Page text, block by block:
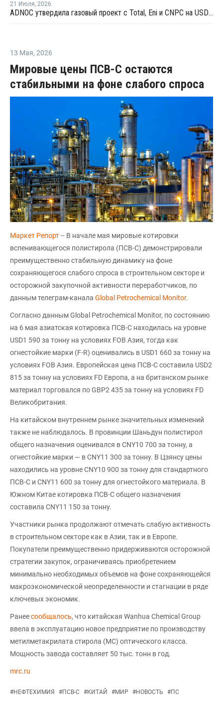
21 Июля, 2026
ADNOC утвердила газовый проект с Total, Eni и CNPC на USD6,2 млрд
13 Мая, 2026
Мировые цены ПСВ-С остаются
стабильными на фоне слабого спроса
Маркет Репорт-- В начале мая мировые котировки
вспенивающегося полистирола (ПСВ-С) демонстрировали
преимущественно стабильную динамику на фоне
сохраняющегося слабого спроса в строительном секторе и
осторожной закупочной активности переработчиков, по
данным телеграм-канала Global Petrochemical Monitor.
Согласно данным Global Petrochemical Monitor, по состоянию
на 6 мая азиатская котировка ПСВ-С находилась на уровне
USD1 590 за тонну на условиях FOB Азия, тогда как
огнестойкие марки (F-R) оценивались в USD1 660 за тонну на
условиях FOB Азия. Европейская цена ПСВ-С составила USD2
815 за тонну на условиях FD Европа, а на британском рынке
материал торговался по GBP2 435 за тонну на условиях FD
Великобритания.
На китайском внутреннем рынке значительных изменений
также не наблюдалось. В провинции Шаньдун полистирол
общего назначения оценивался в CNY10 700 за тонну, а
огнестойкие марки — в CNY11 300 за тонну. В Цзянсу цены
находились на уровне CNY10 900 за тонну для стандартного
ПСВ-С и CNY11 600 за тонну для огнестойкого материала. В
Южном Китае котировка ПСВ-С общего назначения
составила CNY11 150 за тонну.
Участники рынка продолжают отмечать слабую активность
в строительном секторе как в Азии, так и в Европе.
Покупатели преимущественно придерживаются осторожной
стратегии закупок, ограничиваясь приобретением
минимально необходимых объемов на фоне сохраняющейся
макроэкономической неопределенности и стагнации в ряде
ключевых экономик.
Ранеесообщалось, что китайская Wanhua Chemical Group
ввела в эксплуатацию новое предприятие по производству
метилметакрилата стирола (МС) оптического класса.
Мощность завода составляет 50 тыс. тонн в год.
mrc.ru
#НЕФТЕХИМИЯ #ПСВ-С #КИТАЙ #МИР #НОВОСТЬ #ПС